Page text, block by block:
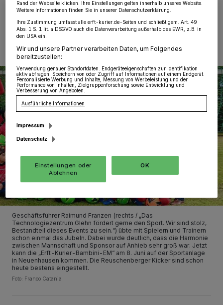
30.04.2024 , 10:40 Uhr 2 Minuten Lesezeit
Geschäftsführer Raimund Franzen (rechts / „Das
Technologiezentrum Glehn fördert gerne den Sport. Wir sind stolz,
Bestandteil dieses Events zu sein.“) übte mit Spielern und Trainern
schon einmal das Jubeln. Dabei wurde deutlich, dass die Harmonie
zwischen Mannschaft und Sponsor auf Anhieb sehr groß war. Jetzt
kann die „Erft-Kurier-Bambini-EM“ am 8. Juni auf der Sportanlage
in Neuenhausen kommen. Die Reuschenberger Kicker sind schon
heute bestens eingestellt.
Foto: Franco Catania
Rand der Webseite klicken. Ihre Einstellungen gelten innerhalb unseres Website.
Weitere Informationen finden Sie in unserer Datenschutzerklärung.
Ihre Zustimmung umfasst alle erft-kurier.de-Seiten und schließt gem. Art. 49
Abs. 1 S. 1 lit. a DSGVO auch die Datenverarbeitung außerhalb des EWR, z.B. in
den USA ein.
Wir und unsere Partner verarbeiten Daten, um Folgendes
bereitzustellen:
Verwendung genauer Standortdaten. Endgeräteeigenschaften zur Identifikation
aktiv abfragen. Speichern von oder Zugriff auf Informationen auf einem Endgerät.
Personalisierte Werbung und Inhalte, Messung von Werbeleistung und der
Performance von Inhalten, Zielgruppenforschung sowie Entwicklung und
Verbesserung von Angeboten.
Ausführliche Informationen
Impressum
Datenschutz
Einstellungen oder
Ablehnen
OK